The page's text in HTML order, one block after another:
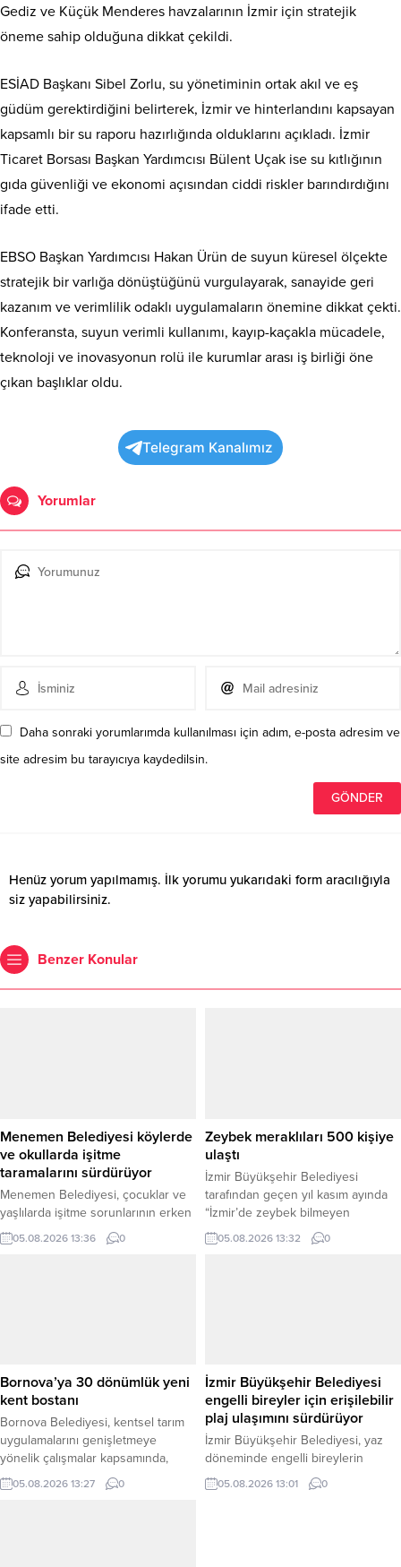
Gediz ve Küçük Menderes havzalarının İzmir için stratejik
öneme sahip olduğuna dikkat çekildi.
ESİAD Başkanı Sibel Zorlu, su yönetiminin ortak akıl ve eş
güdüm gerektirdiğini belirterek, İzmir ve hinterlandını kapsayan
kapsamlı bir su raporu hazırlığında olduklarını açıkladı. İzmir
Ticaret Borsası Başkan Yardımcısı Bülent Uçak ise su kıtlığının
gıda güvenliği ve ekonomi açısından ciddi riskler barındırdığını
ifade etti.
EBSO Başkan Yardımcısı Hakan Ürün de suyun küresel ölçekte
stratejik bir varlığa dönüştüğünü vurgulayarak, sanayide geri
kazanım ve verimlilik odaklı uygulamaların önemine dikkat çekti.
Konferansta, suyun verimli kullanımı, kayıp-kaçakla mücadele,
teknoloji ve inovasyonun rolü ile kurumlar arası iş birliği öne
çıkan başlıklar oldu.
Telegram Kanalımız
Yorumlar
Daha sonraki yorumlarımda kullanılması için adım, e-posta adresim ve
site adresim bu tarayıcıya kaydedilsin.
Henüz yorum yapılmamış. İlk yorumu yukarıdaki form aracılığıyla
siz yapabilirsiniz.
Benzer Konular
Menemen Belediyesi köylerde
ve okullarda işitme
taramalarını sürdürüyor
Menemen Belediyesi, çocuklar ve
yaşlılarda işitme sorunlarının erken
dönemde tespit edilmesine yönelik
odyometri testi uygulamalarını ilçe
göre, işitme kaybının erken teşhis
edilmesi amacıyla okullarda
öğrenciler, köylerde...
05.08.2026 13:36 0
Zeybek meraklıları 500 kişiye
ulaştı
İzmir Büyükşehir Belediyesi
tarafından geçen yıl kasım ayında
“İzmir’de zeybek bilmeyen
kalmasın” çağrısıyla kurulan Halk
Dansları Topluluğu, yaklaşık bir
araya getiren toplulukta, İzmir...
05.08.2026 13:32 0
Bornova’ya 30 dönümlük yeni
kent bostanı
Bornova Belediyesi, kentsel tarım
uygulamalarını genişletmeye
yönelik çalışmalar kapsamında,
Yakaköy’deki 15 dönümlük Kent
Bostanı’nda ilk hasadı
05.08.2026 13:27 0
İzmir Büyükşehir Belediyesi
engelli bireyler için erişilebilir
plaj ulaşımını sürdürüyor
İzmir Büyükşehir Belediyesi, yaz
döneminde engelli bireylerin
denize erişimini kolaylaştırmak
amacıyla erişilebilir ulaşım hizmetini
05.08.2026 13:01 0